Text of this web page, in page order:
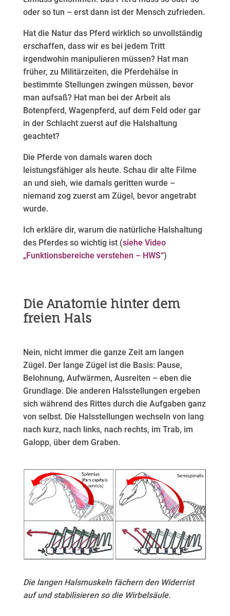
oder so tun – erst dann ist der Mensch zufrieden.​
Hat die Natur das Pferd wirklich so unvollständig
erschaffen, dass wir es bei jedem Tritt
irgendwohin manipulieren müssen? Hat man
früher, zu Militärzeiten, die Pferdehälse in
bestimmte Stellungen zwingen müssen, bevor
man aufsaß? Hat man bei der Arbeit als
Botenpferd, Wagenpferd, auf dem Feld oder gar
in der Schlacht zuerst auf die Halshaltung
geachtet?​
Die Pferde von damals waren doch
leistungsfähiger als heute. Schau dir alte Filme
an und sieh, wie damals geritten wurde –
niemand zog zuerst am Zügel, bevor angetrabt
wurde.
Ich erkläre dir, warum die natürliche Halshaltung
des Pferdes so wichtig ist (siehe Video
„Funktionsbereiche verstehen – HWS“)
Die Anatomie hinter dem
freien Hals
Nein, nicht immer die ganze Zeit am langen
Zügel. Der lange Zügel ist die Basis: Pause,
Belohnung, Aufwärmen, Ausreiten – eben die
Grundlage. Die anderen Halsstellungen ergeben
sich während des Rittes durch die Aufgaben ganz
von selbst. Die Halsstellungen wechseln von lang
nach kurz, nach links, nach rechts, im Trab, im
Galopp, über dem Graben.
Die langen Halsmuskeln fächern den Widerrist
auf und stabilisieren so die Wirbelsäule.